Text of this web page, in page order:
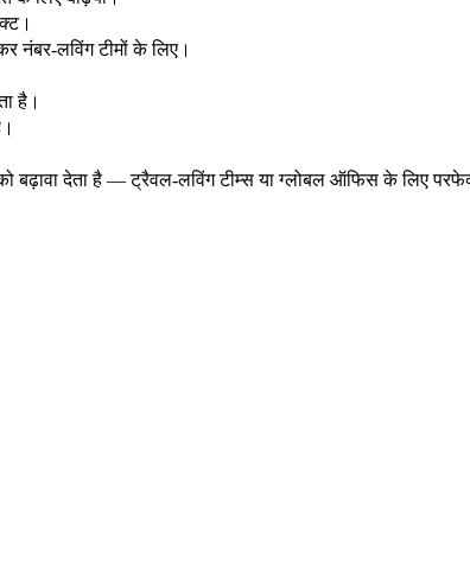
नंबर-लविंग टीमों के लिए।
है।
बढ़ावा देता है — ट्रैवल-लविंग टीम्स या ग्लोबल ऑफिस के लिए